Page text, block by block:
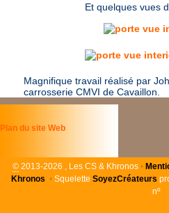
Et quelques vues
Magnifique travail réalisé par
carrosserieCMVI de Cavaillon.
Plan du site Web
© 2013-2026 , Les CS & Khronos •
Khronos • Squelette SoyezCréateurs
nº